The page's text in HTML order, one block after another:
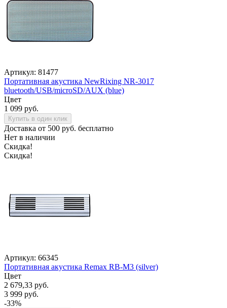
Артикул: 81477
Портативная акустика NewRixing NR-3017
bluetooth/USB/microSD/AUX (blue)
Цвет
1 099 руб.
Купить в один клик
Доставка от 500 руб. бесплатно
Нет в наличии
Скидка!
Скидка!
Артикул: 66345
Портативная акустика Remax RB-M3 (silver)
Цвет
2 679,33 руб.
3 999 руб.
-33%